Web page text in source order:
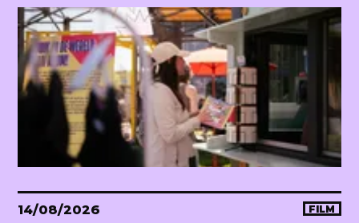
14/08/2026 FILM